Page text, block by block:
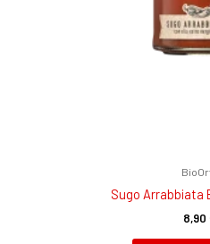
Sugo Arrabbiata
8,90